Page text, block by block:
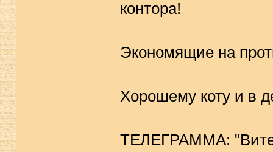
контора!
Экономящие на
Хорошему коту и в
ТЕЛЕГРАММА: